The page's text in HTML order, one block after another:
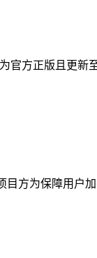
官方正版且更
方为保障用